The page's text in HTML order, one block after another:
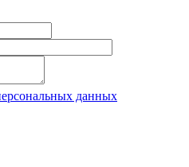
данных